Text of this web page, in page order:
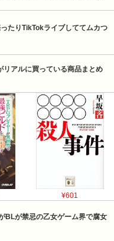
たりTikTokライブしててムカつ
リアルに買っている商品まとめ
¥601
BLが禁忌の乙女ゲーム界で腐女